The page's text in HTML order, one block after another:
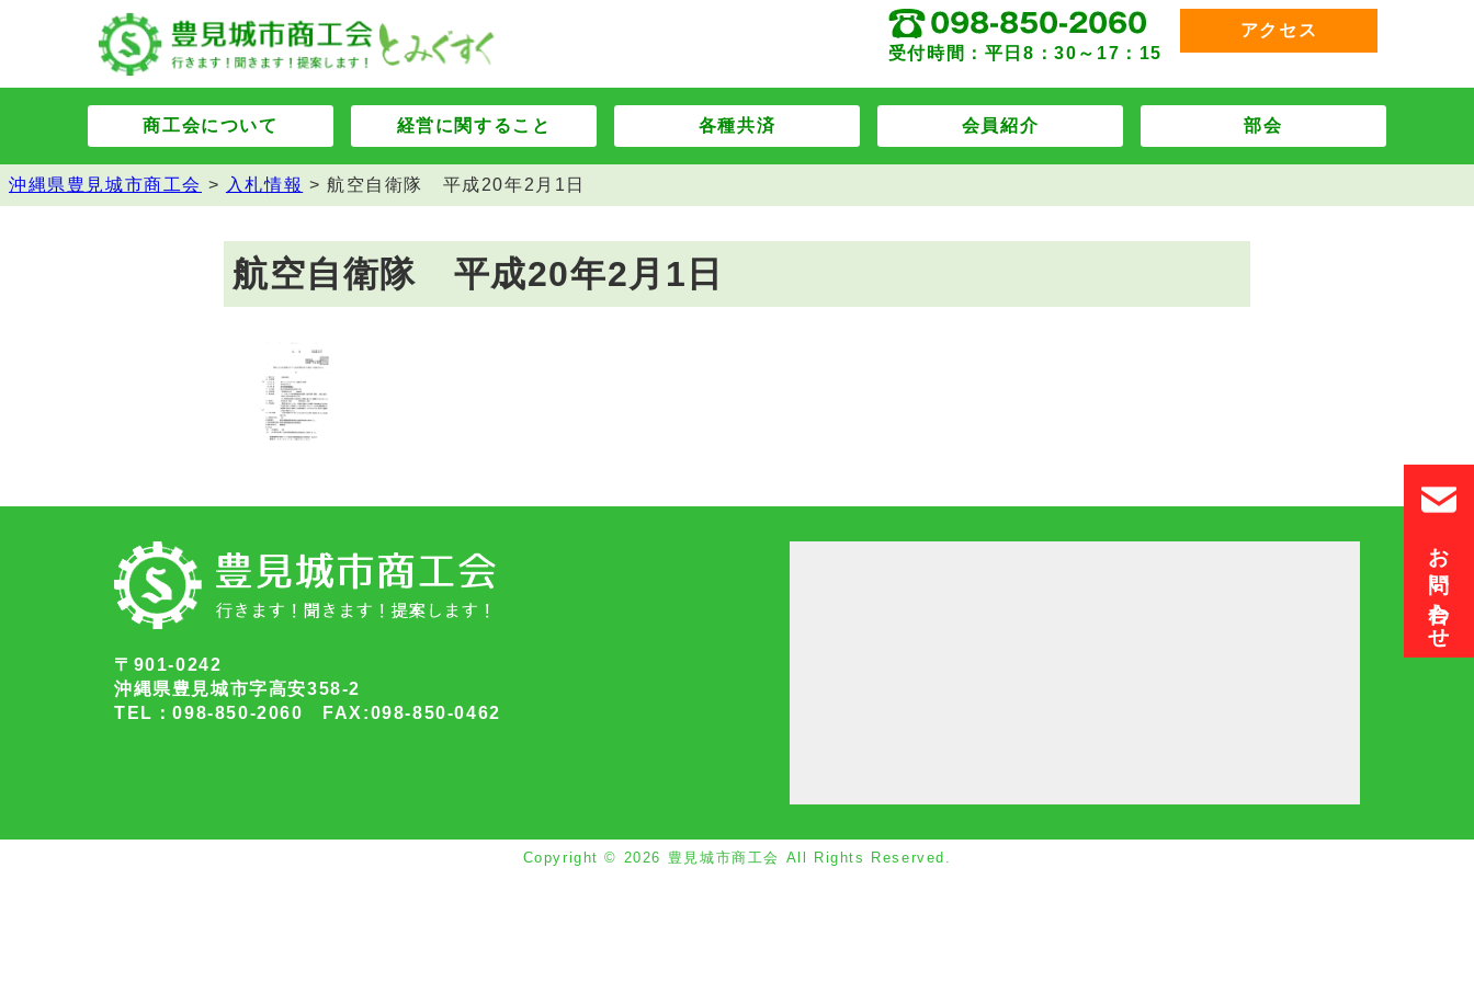
受付時間：平日8：30～17：15
アクセス
商工会について 経営に関すること 各種共済 会員紹介 部会
沖縄県豊見城市商工会 > 入札情報 >航空自衛隊 平成20年2月1日
航空自衛隊 平成20年2月1日
お問い合わせ
〒901-0242
沖縄県豊見城市字高安358-2
TEL：098-850-2060 FAX:098-850-0462
Copyright © 2026 豊見城市商工会 All Rights Reserved.